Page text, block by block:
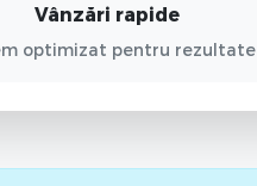
Vânzări rapide
optimizat pentru rezultate